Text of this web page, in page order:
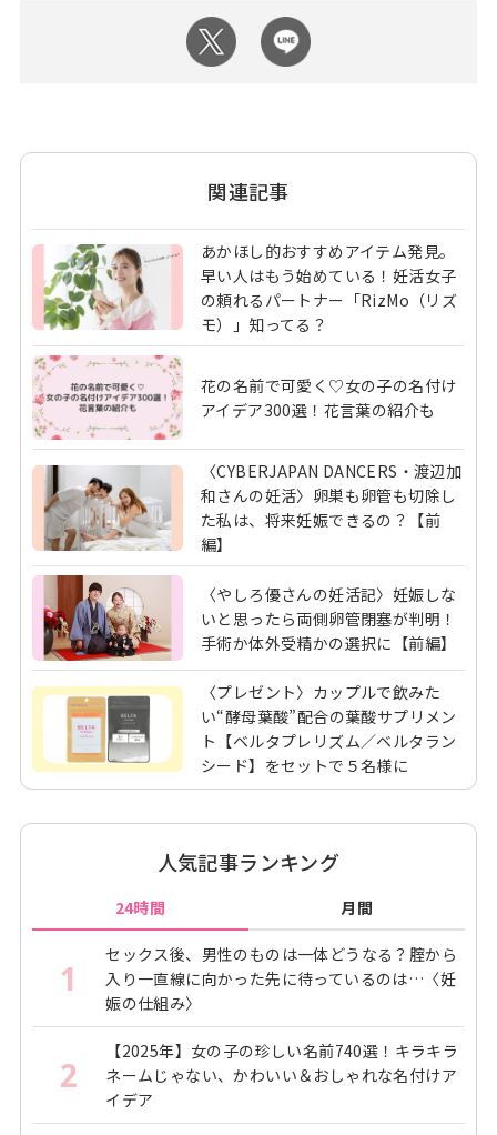
関連記事
あかほし的おすすめアイテム発見。
早い人はもう始めている！妊活女子
の頼れるパートナー「RizMo（リズ
モ）」知ってる？
花の名前で可愛く♡女の子の名付け
アイデア300選！花言葉の紹介も
〈CYBERJAPAN DANCERS・渡辺加
和さんの妊活〉卵巣も卵管も切除し
た私は、将来妊娠できるの？【前
編】
〈やしろ優さんの妊活記〉妊娠しな
いと思ったら両側卵管閉塞が判明！
手術か体外受精かの選択に【前編】
〈プレゼント〉カップルで飲みた
い“酵⺟葉酸”配合の葉酸サプリメン
ト【ベルタプレリズム／ベルタラン
シード】をセットで５名様に
人気記事ランキング
24時間 月間
1
セックス後、男性のものは一体どうなる？腟から
入り一直線に向かった先に待っているのは…〈妊
娠の仕組み〉
2
【2025年】女の子の珍しい名前740選！キラキラ
ネームじゃない、かわいい＆おしゃれな名付けア
イデア